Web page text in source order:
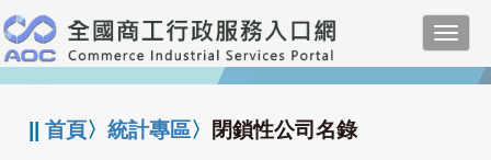
跳
到
主
要
:::
||首頁〉統計專區〉 閉鎖性公司名錄